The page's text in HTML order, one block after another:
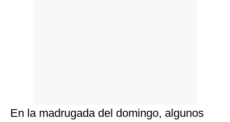
En la madrugada del domingo, algunos